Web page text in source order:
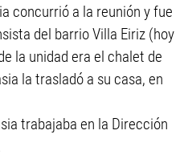
concurrió a la reunión y fue
del barrio Villa Eiriz (hoy
la unidad era el chalet de
la trasladó a su casa, en
trabajaba en la Dirección